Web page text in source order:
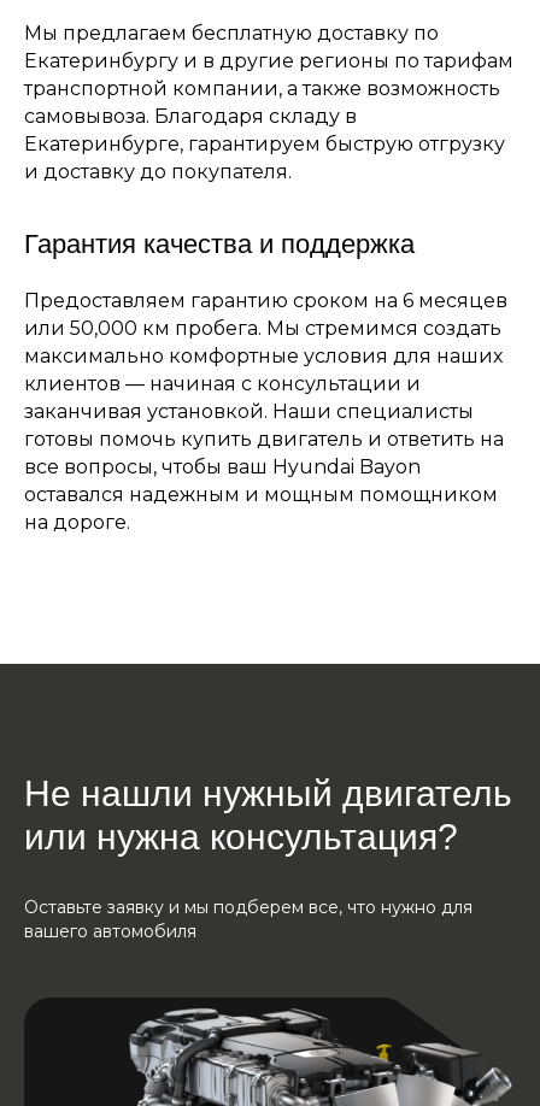
Мы предлагаем бесплатную доставку по
Екатеринбургу и в другие регионы по тарифам
транспортной компании, а также возможность
самовывоза. Благодаря складу в
Екатеринбурге, гарантируем быструю отгрузку
и доставку до покупателя.
Гарантия качества и поддержка
Предоставляем гарантию сроком на 6 месяцев
или 50,000 км пробега. Мы стремимся создать
максимально комфортные условия для наших
клиентов — начиная с консультации и
заканчивая установкой. Наши специалисты
готовы помочь купить двигатель и ответить на
все вопросы, чтобы ваш Hyundai Bayon
оставался надежным и мощным помощником
на дороге.
Не нашли нужный двигатель
или нужна консультация?
Оставьте заявку и мы подберем все, что нужно для
вашего автомобиля